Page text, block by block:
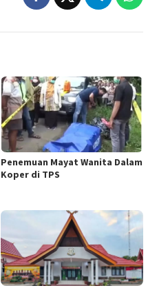
Penemuan Mayat Wanita Dalam
Koper di TPS